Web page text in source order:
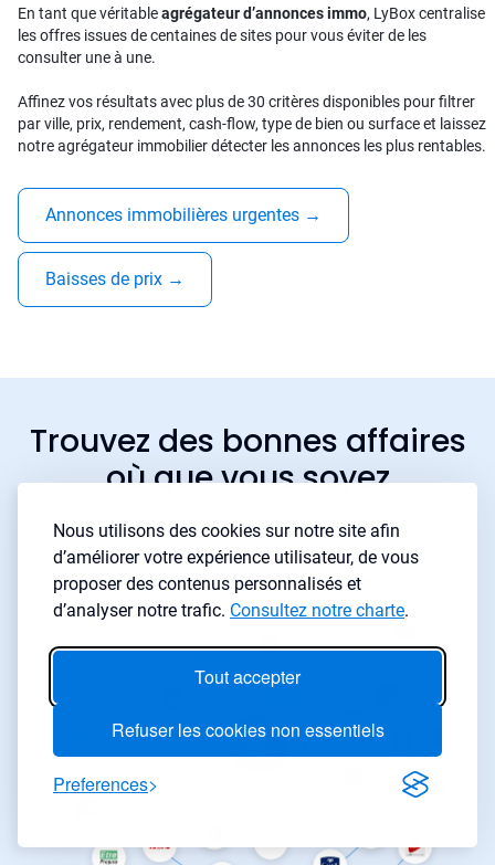
Nous utilisons des cookies sur notre site afin
d’améliorer votre expérience utilisateur, de vous
proposer des contenus personnalisés et
d’analyser notre trafic. Consultez notre charte.
Tout accepter
Refuser les cookies non essentiels
Preferences
En tant que véritableagrégateur d’annonces immo, LyBox centralise
les offres issues de centaines de sites pour vous éviter de les
consulter une à une.
Affinez vos résultats avec plus de 30 critères disponibles pour filtrer
par ville, prix, rendement, cash-flow, type de bien ou surface et laissez
notre agrégateur immobilier détecter les annonces les plus rentables.
Annonces immobilières urgentes →
Baisses de prix →
Trouvez des bonnes affaires
où que vous soyez